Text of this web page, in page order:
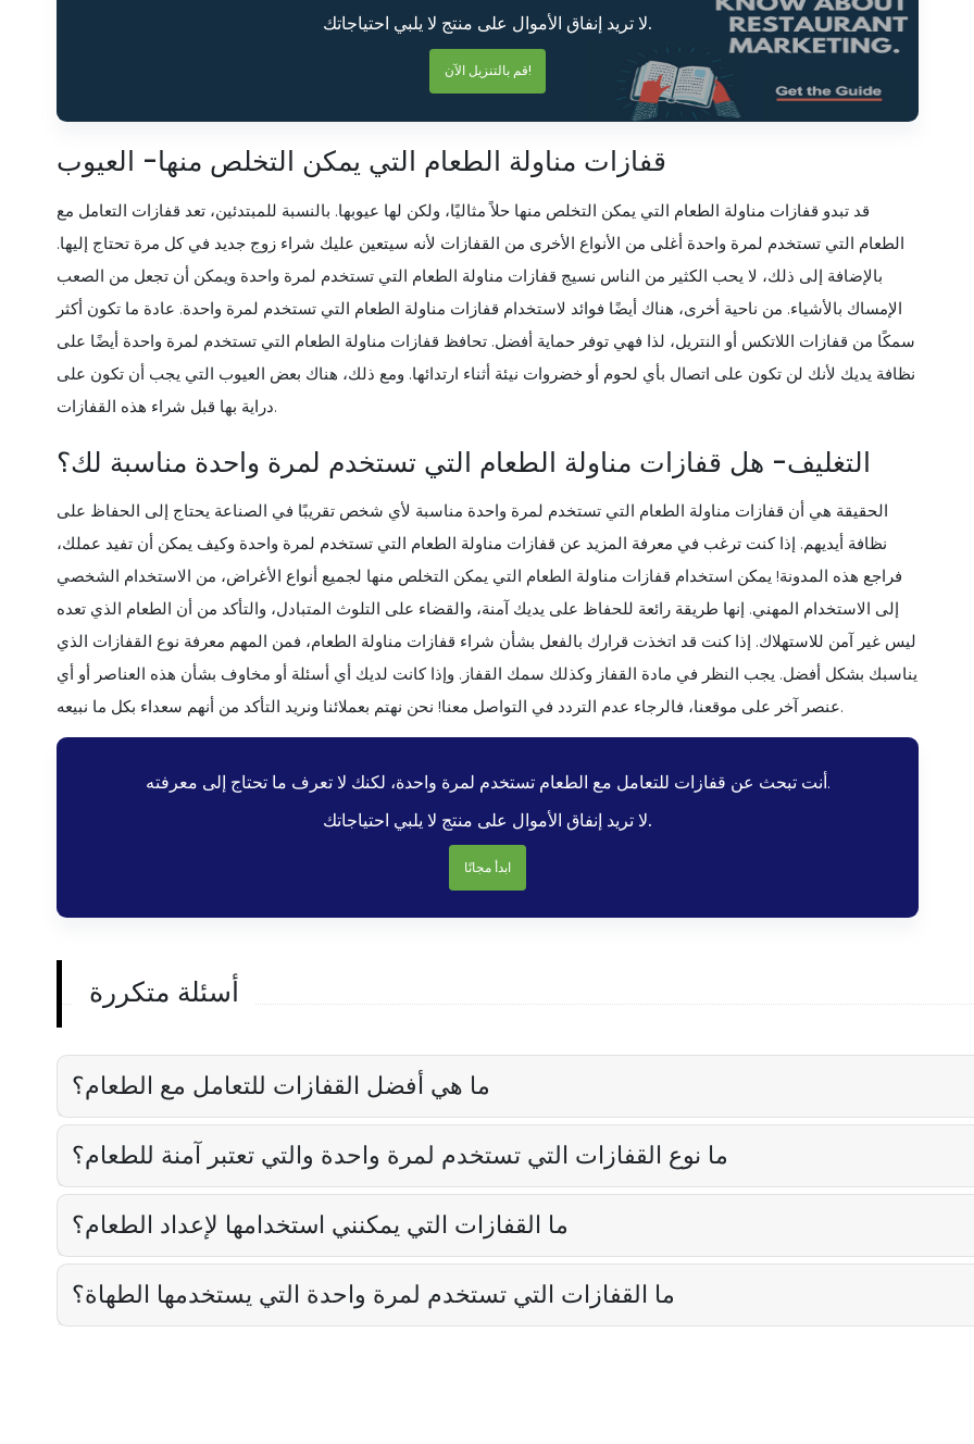
لا تريد إنفاق الأموال على منتج لا يلبي احتياجاتك.
قم بالتنزيل الآن!
قفازات مناولة الطعام التي يمكن التخلص منها- العيوب
قد تبدو قفازات مناولة الطعام التي يمكن التخلص منها حلاً مثاليًا، ولكن لها عيوبها. بالنسبة للمبتدئين، تعد قفازات التعامل مع
الطعام التي تستخدم لمرة واحدة أغلى من الأنواع الأخرى من القفازات لأنه سيتعين عليك شراء زوج جديد في كل مرة تحتاج إليها.
بالإضافة إلى ذلك، لا يحب الكثير من الناس نسيج قفازات مناولة الطعام التي تستخدم لمرة واحدة ويمكن أن تجعل من الصعب
الإمساك بالأشياء. من ناحية أخرى، هناك أيضًا فوائد لاستخدام قفازات مناولة الطعام التي تستخدم لمرة واحدة. عادة ما تكون أكثر
سمكًا من قفازات اللاتكس أو النتريل، لذا فهي توفر حماية أفضل. تحافظ قفازات مناولة الطعام التي تستخدم لمرة واحدة أيضًا على
نظافة يديك لأنك لن تكون على اتصال بأي لحوم أو خضروات نيئة أثناء ارتدائها. ومع ذلك، هناك بعض العيوب التي يجب أن تكون على
دراية بها قبل شراء هذه القفازات.
التغليف- هل قفازات مناولة الطعام التي تستخدم لمرة واحدة مناسبة لك؟
الحقيقة هي أن قفازات مناولة الطعام التي تستخدم لمرة واحدة مناسبة لأي شخص تقريبًا في الصناعة يحتاج إلى الحفاظ على
نظافة أيديهم. إذا كنت ترغب في معرفة المزيد عن قفازات مناولة الطعام التي تستخدم لمرة واحدة وكيف يمكن أن تفيد عملك،
فراجع هذه المدونة! يمكن استخدام قفازات مناولة الطعام التي يمكن التخلص منها لجميع أنواع الأغراض، من الاستخدام الشخصي
إلى الاستخدام المهني. إنها طريقة رائعة للحفاظ على يديك آمنة، والقضاء على التلوث المتبادل، والتأكد من أن الطعام الذي تعده
ليس غير آمن للاستهلاك. إذا كنت قد اتخذت قرارك بالفعل بشأن شراء قفازات مناولة الطعام، فمن المهم معرفة نوع القفازات الذي
يناسبك بشكل أفضل. يجب النظر في مادة القفاز وكذلك سمك القفاز. وإذا كانت لديك أي أسئلة أو مخاوف بشأن هذه العناصر أو أي
عنصر آخر على موقعنا، فالرجاء عدم التردد في التواصل معنا! نحن نهتم بعملائنا ونريد التأكد من أنهم سعداء بكل ما نبيعه.
أنت تبحث عن قفازات للتعامل مع الطعام تستخدم لمرة واحدة، لكنك لا تعرف ما تحتاج إلى معرفته.
لا تريد إنفاق الأموال على منتج لا يلبي احتياجاتك.
ابدأ مجانًا
أسئلة متكررة
ما هي أفضل القفازات للتعامل مع الطعام؟
ما نوع القفازات التي تستخدم لمرة واحدة والتي تعتبر آمنة للطعام؟
ما القفازات التي يمكنني استخدامها لإعداد الطعام؟
ما القفازات التي تستخدم لمرة واحدة التي يستخدمها الطهاة؟